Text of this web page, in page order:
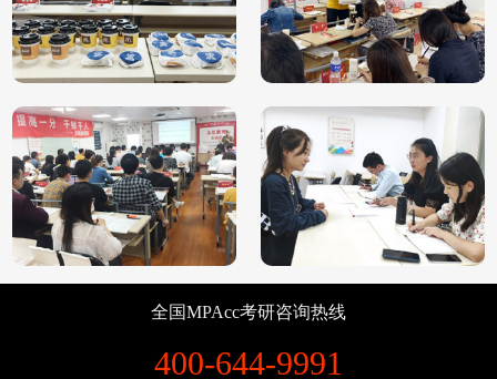
全国MPAcc考研咨询热线
400-644-9991